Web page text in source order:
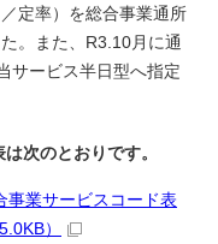
定率）を総合事業通所
。また、R3.10月に通
サービス半日型へ指定
次のとおりです。
事業サービスコード表
）